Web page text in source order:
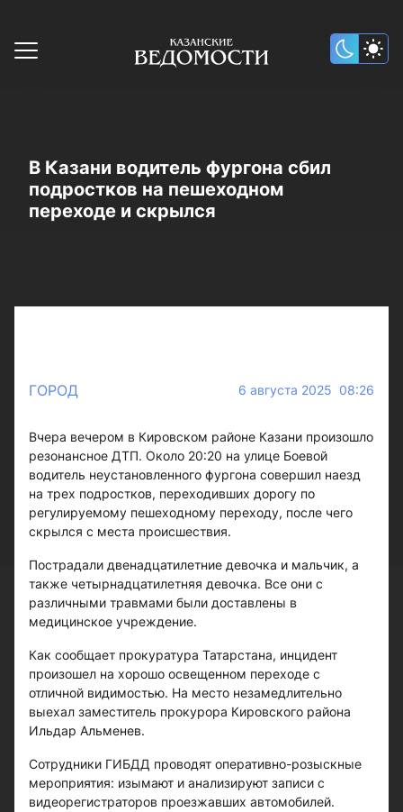
В Казани водитель фургона сбил
подростков на пешеходном
переходе и скрылся
ГОРОД 6 августа 2025 08:26
Вчера вечером в Кировском районе Казани произошло
резонансное ДТП. Около 20:20 на улице Боевой
водитель неустановленного фургона совершил наезд
на трех подростков, переходивших дорогу по
регулируемому пешеходному переходу, после чего
скрылся с места происшествия.
Пострадали двенадцатилетние девочка и мальчик, а
также четырнадцатилетняя девочка. Все они с
различными травмами были доставлены в
медицинское учреждение.
Как сообщает прокуратура Татарстана, инцидент
произошел на хорошо освещенном переходе с
отличной видимостью. На место незамедлительно
выехал заместитель прокурора Кировского района
Ильдар Альменев.
Сотрудники ГИБДД проводят оперативно-розыскные
мероприятия: изымают и анализируют записи с
видеорегистраторов проезжавших автомобилей.